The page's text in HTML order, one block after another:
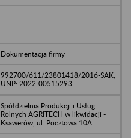
Dokumentacja firmy
992700/611/23801418/2016-SAK;
UNP: 2022-00515293
Spółdzielnia Produkcji i Usług
Rolnych AGRITECH w likwidacji -
Ksawerów, ul. Pocztowa 10A